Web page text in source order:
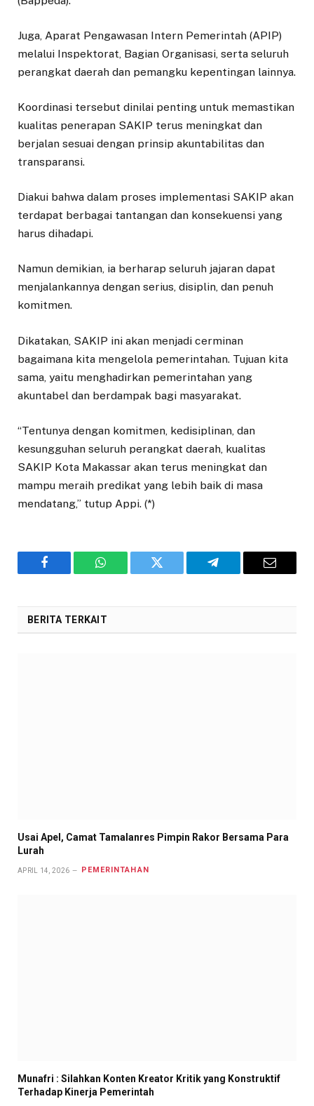
Juga, Aparat Pengawasan Intern Pemerintah (APIP)
melalui Inspektorat, Bagian Organisasi, serta seluruh
perangkat daerah dan pemangku kepentingan lainnya.
Koordinasi tersebut dinilai penting untuk memastikan
kualitas penerapan SAKIP terus meningkat dan
berjalan sesuai dengan prinsip akuntabilitas dan
transparansi.
Diakui bahwa dalam proses implementasi SAKIP akan
terdapat berbagai tantangan dan konsekuensi yang
harus dihadapi.
Namun demikian, ia berharap seluruh jajaran dapat
menjalankannya dengan serius, disiplin, dan penuh
komitmen.
Dikatakan, SAKIP ini akan menjadi cerminan
bagaimana kita mengelola pemerintahan. Tujuan kita
sama, yaitu menghadirkan pemerintahan yang
akuntabel dan berdampak bagi masyarakat.
“Tentunya dengan komitmen, kedisiplinan, dan
kesungguhan seluruh perangkat daerah, kualitas
SAKIP Kota Makassar akan terus meningkat dan
mampu meraih predikat yang lebih baik di masa
mendatang,” tutup Appi. (*)
Facebook WhatsAppTwitter Telegram Email
BERITA TERKAIT
Usai Apel, Camat Tamalanres Pimpin Rakor Bersama Para
Lurah
APRIL 14, 2026 PEMERINTAHAN
Munafri : Silahkan Konten Kreator Kritik yang Konstruktif
Terhadap Kinerja Pemerintah